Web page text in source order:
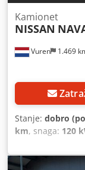
Vuren 1.469
Kamionet
NISSAN
Stanje: dobro
km, snaga: 120
međuosovinsko